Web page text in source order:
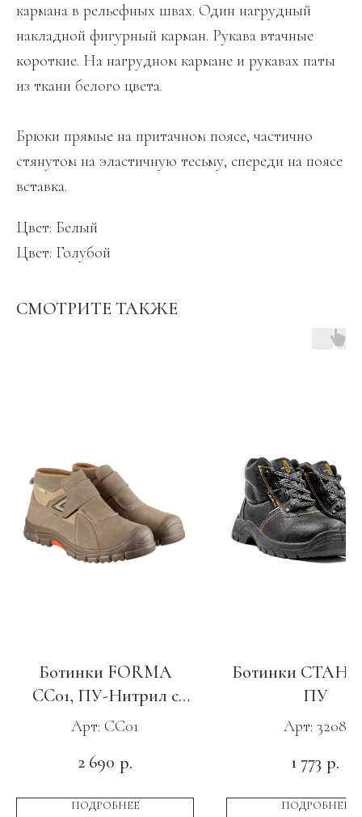
кармана в рельефных швах. Один нагрудный
накладной фигурный карман. Рукава втачные
короткие. На нагрудном кармане и рукавах паты
из ткани белого цвета.
Брюки прямые на притачном поясе, частично
стянутом на эластичную тесьму, спереди на поясе
вставка.
Цвет: Белый
Цвет: Голубой
СМОТРИТЕ ТАКЖЕ
Ботинки FORMA
CC01, ПУ-Нитрил c
МП и АС
Арт: CC01
2 690 р.
ПОДРОБНЕЕ
Ботинки
ПУ
Арт: 3208
1 773 р.
ПОДРОБНЕЕ